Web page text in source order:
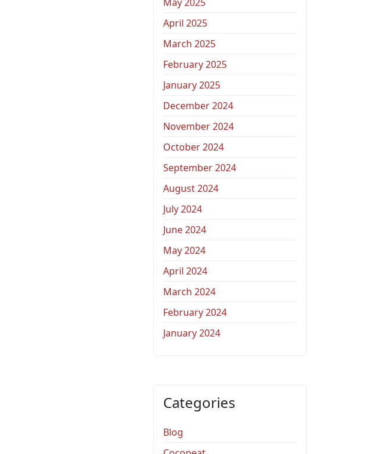
April 2025
March 2025
February 2025
January 2025
December 2024
November 2024
October 2024
September 2024
August 2024
July 2024
June 2024
May 2024
April 2024
March 2024
February 2024
January 2024
Categories
Blog